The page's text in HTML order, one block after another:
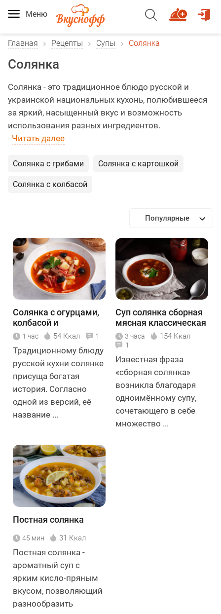
Меню
Главная Рецепты Супы Солянка
Солянка
Солянка - это традиционное блюдо русской и
украинской национальных кухонь, полюбившееся
за яркий, насыщенный вкус и возможность
использования разных ингредиентов.
Читать далее
Солянка с грибами Солянка с картошкой
Солянка с колбасой
Популярные
Солянка с огурцами,
колбасой и
картошкой
1 час 54 Ккал 1
Традиционному блюду
русской кухни солянке
присуща богатая
история. Согласно
одной из версий, её
название ...
Суп солянка сборная
мясная классическая
3 часа 154 Ккал
1
Известная фраза
«сборная солянка»
возникла благодаря
одноимённому супу,
сочетающего в себе
множество ...
Постная солянка
45 мин 31 Ккал
Постная солянка -
ароматный суп с
ярким кисло-пряным
вкусом, позволяющий
разнообразить